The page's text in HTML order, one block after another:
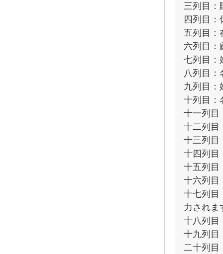
三列目：
四列目：
五列目：
六列目：
七列目：
八列目：
九列目：
十列目：
十一列目
十二列目
十三列目
十四列目
十五列目
十六列目
十七列目
力されま
十八列目
十九列目
二十列目